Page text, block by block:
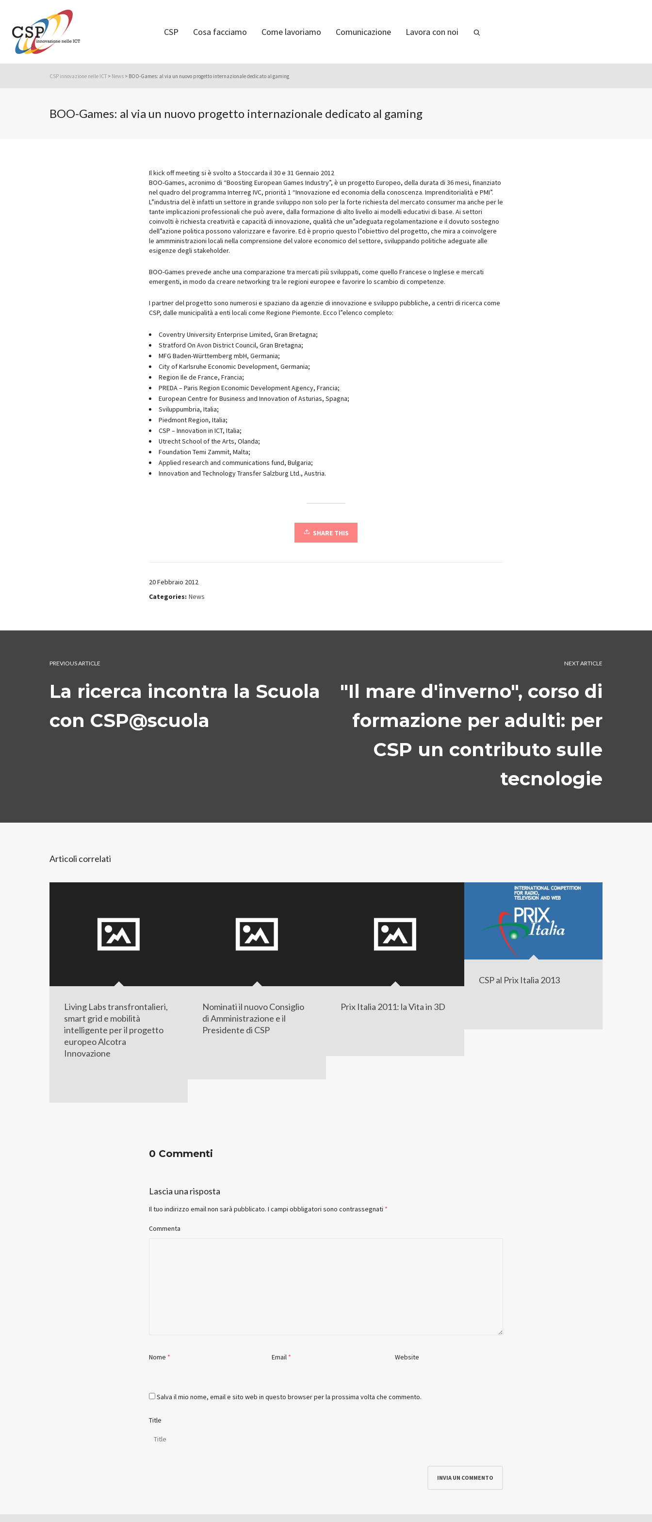
CSP Cosa facciamo Come lavoriamo Comunicazione Lavora con noi
CSP innovazione nelle ICT > News > BOO-Games: al via un nuovo progetto internazionale dedicato al gaming
BOO-Games: al via un nuovo progetto internazionale dedicato al gaming
Il kick off meeting si è svolto a Stoccarda il 30 e 31 Gennaio 2012
BOO-Games, acronimo di “Boosting European Games Industry”, è un progetto Europeo, della durata di 36 mesi, finanziato
nel quadro del programma Interreg IVC, priorità 1 “Innovazione ed economia della conoscenza. Imprenditorialità e PMI”.
L”industria del è infatti un settore in grande sviluppo non solo per la forte richiesta del mercato consumer ma anche per le
tante implicazioni professionali che può avere, dalla formazione di alto livello ai modelli educativi di base. Ai settori
coinvolti è richiesta creatività e capacità di innovazione, qualità che un”adeguata regolamentazione e il dovuto sostegno
dell”azione politica possono valorizzare e favorire. Ed è proprio questo l”obiettivo del progetto, che mira a coinvolgere
le ammministrazioni locali nella comprensione del valore economico del settore, sviluppando politiche adeguate alle
esigenze degli stakeholder.
BOO-Games prevede anche una comparazione tra mercati più sviluppati, come quello Francese o Inglese e mercati
emergenti, in modo da creare networking tra le regioni europee e favorire lo scambio di competenze.
I partner del progetto sono numerosi e spaziano da agenzie di innovazione e sviluppo pubbliche, a centri di ricerca come
CSP, dalle municipalità a enti locali come Regione Piemonte. Ecco l”elenco completo:
Coventry University Enterprise Limited, Gran Bretagna;
Stratford On Avon District Council, Gran Bretagna;
MFG Baden-Württemberg mbH, Germania;
City of Karlsruhe Economic Development, Germania;
Region Ile de France, Francia;
PREDA – Paris Region Economic Development Agency, Francia;
European Centre for Business and Innovation of Asturias, Spagna;
Sviluppumbria, Italia;
Piedmont Region, Italia;
CSP – Innovation in ICT, Italia;
Utrecht School of the Arts, Olanda;
Foundation Temi Zammit, Malta;
Applied research and communications fund, Bulgaria;
Innovation and Technology Transfer Salzburg Ltd., Austria.
SHARE THIS
20 Febbraio 2012
Categories: News
NEXT ARTICLE
"Il mare d'inverno", corso di
formazione per adulti: per
CSP un contributo sulle
tecnologie
PREVIOUS ARTICLE
La ricerca incontra la Scuola
con CSP@scuola
Articoli correlati
Living Labs transfrontalieri,
smart grid e mobilità
intelligente per il progetto
europeo Alcotra
Innovazione
Nominati il nuovo Consiglio
di Amministrazione e il
Presidente di CSP
Prix Italia 2011: la Vita in 3D
CSP al Prix Italia 2013
0 Commenti
Lascia una risposta
Il tuo indirizzo email non sarà pubblicato. I campi obbligatori sono contrassegnati *
Commenta
Nome * Email * Website
Salva il mio nome, email e sito web in questo browser per la prossima volta che commento.
Title